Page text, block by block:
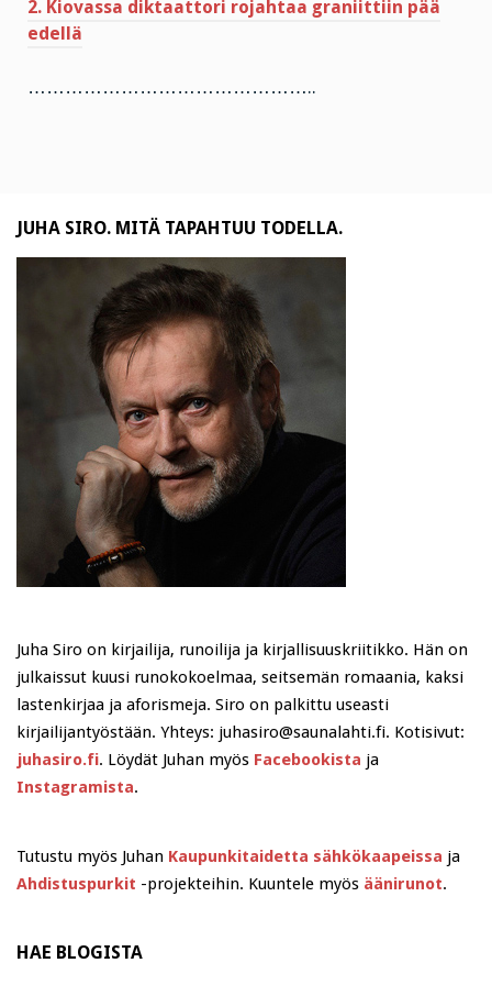
2. Kiovassa diktaattori rojahtaa graniittiin pää
edellä
………………………………………..
JUHA SIRO. MITÄ TAPAHTUU TODELLA.
Juha Siro on kirjailija, runoilija ja kirjallisuuskriitikko. Hän on
julkaissut kuusi runokokoelmaa, seitsemän romaania, kaksi
lastenkirjaa ja aforismeja. Siro on palkittu useasti
kirjailijantyöstään. Yhteys: juhasiro@saunalahti.fi. Kotisivut:
juhasiro.fi. Löydät Juhan myös Facebookista ja
Instagramista.
Tutustu myös Juhan Kaupunkitaidetta sähkökaapeissa ja
Ahdistuspurkit -projekteihin. Kuuntele myös äänirunot.
HAE BLOGISTA